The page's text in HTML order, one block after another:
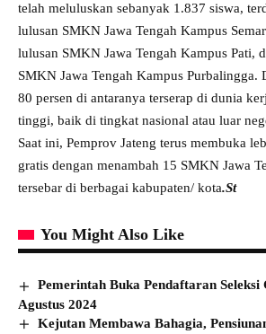
telah meluluskan sebanyak 1.837 siswa,
lulusan SMKN Jawa Tengah Kampus
lulusan SMKN Jawa Tengah Kampus Pati,
SMKN Jawa Tengah Kampus Purbalingga.
80 persen di antaranya terserap di dunia
tinggi, baik di tingkat nasional atau luar
Saat ini, Pemprov Jateng terus membuka
gratis dengan menambah 15 SMKN Jawa
tersebar di berbagai kabupaten/ kota.St
You Might Also Like
Pemerintah Buka Pendaftaran Seleksi
Agustus 2024
Kejutan Membawa Bahagia,